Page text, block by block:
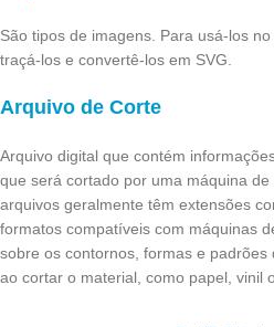
São tipos de imagens. Para usá-los
traçá-los e convertê-los em SVG.
Arquivo de Corte
Arquivo digital que contém
que será cortado por uma máquina
arquivos geralmente têm extensões
formatos compatíveis com máquinas
sobre os contornos, formas e
ao cortar o material, como papel, vinil